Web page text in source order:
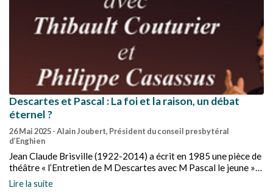
Descartes et Pascal : La foi et la raison, un débat
éternel ?
26 Mai 2025- Alain Joubert, Président du conseil presbytéral
d’Enghien
Jean Claude Brisville (1922-2014) a écrit en 1985 une pièce de
théâtre « l’Entretien de M Descartes avec M Pascal le jeune »
que Daniel Mesguisch, notamment, a brillamment mis en
scène. La paroisse protestante d’Enghien, en programmant
Lire la suite